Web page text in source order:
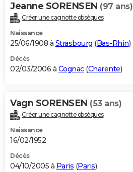
Jeanne SORENSEN (97 ans)
Créer une cagnotte obsèques
Naissance
25/06/1908 à Strasbourg (Bas-Rhin)
Décès
02/03/2006 à Cognac(Charente)
Vagn SORENSEN (53 ans)
Créer une cagnotte obsèques
Naissance
16/02/1952
Décès
04/10/2005 à Paris (Paris)